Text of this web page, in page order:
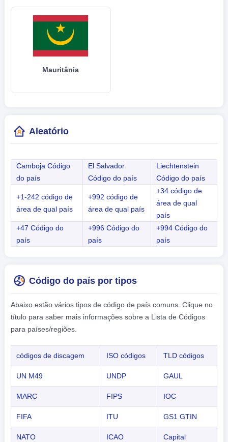
Mauritânia
Aleatório
Camboja Código
do país
El Salvador
Código do país
Liechtenstein
Código do país
+1-242 código de
área de qual país
+992 código de
área de qual país
+34 código de
área de qual
país
+47 Código do
país
+996 Código do
país
+994 Código do
país
Código do país por tipos
Abaixo estão vários tipos de código de país comuns. Clique no
título para saber mais informações sobre a Lista de Códigos
para países/regiões.
códigos de discagem ISO códigos TLD códigos
UN M49 UNDP GAUL
MARC FIPS IOC
FIFA ITU GS1 GTIN
NATO ICAO Capital